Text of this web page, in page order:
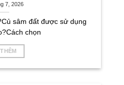
7, 2026
sâm đất được sử dụng
chọn